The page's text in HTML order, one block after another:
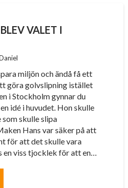
VALET I
miljön och ändå få ett
göra golvslipning istället
i Stockholm gynnar du
idé i huvudet. Hon skulle
som skulle slipa
Hans var säker på att
för att det skulle vara
en viss tjocklek för att en…